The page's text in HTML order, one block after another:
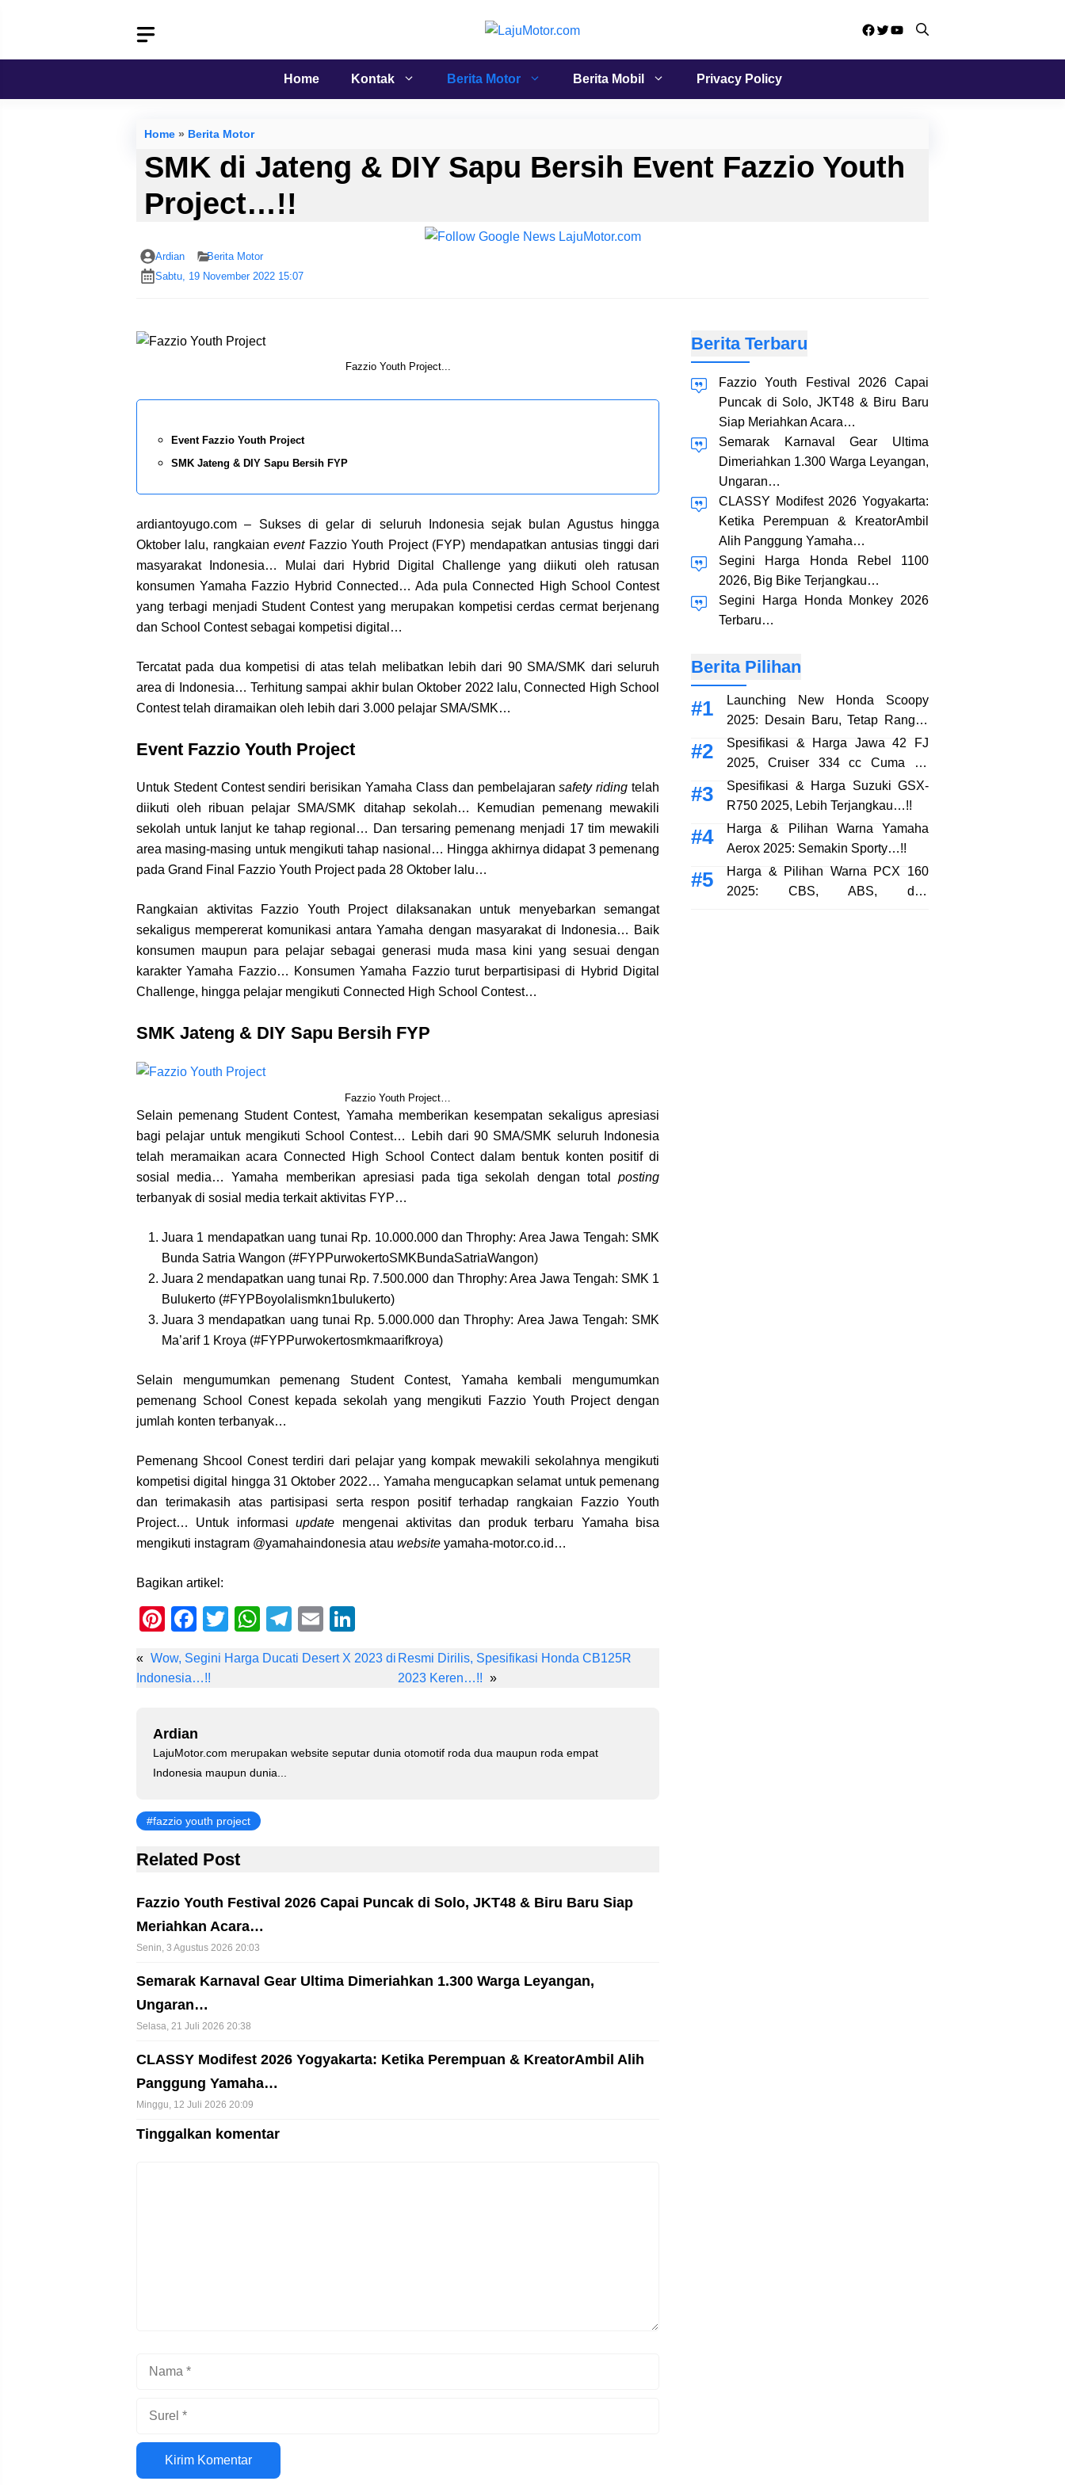
Facebook
Twitter
YouTube
Home Kontak Berita Motor Berita Mobil Privacy Policy
Home » Berita Motor
SMK di Jateng & DIY Sapu Bersih Event Fazzio Youth
Project…!!
Ardian
Berita Motor
Sabtu, 19 November 2022 15:07
Fazzio Youth Project...
Event Fazzio Youth Project
SMK Jateng & DIY Sapu Bersih FYP
ardiantoyugo.com – Sukses di gelar di seluruh Indonesia sejak bulan Agustus hingga
Oktober lalu, rangkaianeventFazzio Youth Project (FYP) mendapatkan antusias tinggi dari
masyarakat Indonesia… Mulai dari Hybrid Digital Challenge yang diikuti oleh ratusan
konsumen Yamaha Fazzio Hybrid Connected… Ada pula Connected High School Contest
yang terbagi menjadi Student Contest yang merupakan kompetisi cerdas cermat berjenang
dan School Contest sebagai kompetisi digital…
Tercatat pada dua kompetisi di atas telah melibatkan lebih dari 90 SMA/SMK dari seluruh
area di Indonesia… Terhitung sampai akhir bulan Oktober 2022 lalu, Connected High School
Contest telah diramaikan oleh lebih dari 3.000 pelajar SMA/SMK…
Event Fazzio Youth Project
Untuk Stedent Contest sendiri berisikan Yamaha Class dan pembelajaransafety riding telah
diikuti oleh ribuan pelajar SMA/SMK ditahap sekolah… Kemudian pemenang mewakili
sekolah untuk lanjut ke tahap regional… Dan tersaring pemenang menjadi 17 tim mewakili
area masing-masing untuk mengikuti tahap nasional… Hingga akhirnya didapat 3 pemenang
pada Grand Final Fazzio Youth Project pada 28 Oktober lalu…
Rangkaian aktivitas Fazzio Youth Project dilaksanakan untuk menyebarkan semangat
sekaligus mempererat komunikasi antara Yamaha dengan masyarakat di Indonesia… Baik
konsumen maupun para pelajar sebagai generasi muda masa kini yang sesuai dengan
karakter Yamaha Fazzio… Konsumen Yamaha Fazzio turut berpartisipasi di Hybrid Digital
Challenge, hingga pelajar mengikuti Connected High School Contest…
SMK Jateng & DIY Sapu Bersih FYP
Fazzio Youth Project…
Selain pemenang Student Contest, Yamaha memberikan kesempatan sekaligus apresiasi
bagi pelajar untuk mengikuti School Contest… Lebih dari 90 SMA/SMK seluruh Indonesia
telah meramaikan acara Connected High School Contect dalam bentuk konten positif di
sosial media… Yamaha memberikan apresiasi pada tiga sekolah dengan total posting
terbanyak di sosial media terkait aktivitas FYP…
Juara 1 mendapatkan uang tunai Rp. 10.000.000 dan Throphy: Area Jawa Tengah: SMK
Bunda Satria Wangon (#FYPPurwokertoSMKBundaSatriaWangon)
Juara 2 mendapatkan uang tunai Rp. 7.500.000 dan Throphy: Area Jawa Tengah: SMK 1
Bulukerto (#FYPBoyolalismkn1bulukerto)
Juara 3 mendapatkan uang tunai Rp. 5.000.000 dan Throphy: Area Jawa Tengah: SMK
Ma’arif 1 Kroya (#FYPPurwokertosmkmaarifkroya)
Selain mengumumkan pemenang Student Contest, Yamaha kembali mengumumkan
pemenang School Conest kepada sekolah yang mengikuti Fazzio Youth Project dengan
jumlah konten terbanyak…
Pemenang Shcool Conest terdiri dari pelajar yang kompak mewakili sekolahnya mengikuti
kompetisi digital hingga 31 Oktober 2022… Yamaha mengucapkan selamat untuk pemenang
dan terimakasih atas partisipasi serta respon positif terhadap rangkaian Fazzio Youth
Project… Untuk informasiupdate mengenai aktivitas dan produk terbaru Yamaha bisa
mengikuti instagram @yamahaindonesia atau website yamaha-motor.co.id…
Bagikan artikel:
Pi
er
F
c
o
o
T
tt
W
at
p
p
T
e
m
E
ail k
n
« Wow, Segini Harga Ducati Desert X 2023 di
Indonesia…!!
Resmi Dirilis, Spesifikasi Honda CB125R
2023 Keren…!! »
Ardian
LajuMotor.com merupakan website seputar dunia otomotif roda dua maupun roda empat
Indonesia maupun dunia...
fazzio youth project
Related Post
Fazzio Youth Festival 2026 Capai Puncak di Solo, JKT48 & Biru Baru Siap
Meriahkan Acara…
Senin, 3 Agustus 2026 20:03
Semarak Karnaval Gear Ultima Dimeriahkan 1.300 Warga Leyangan,
Ungaran…
Selasa, 21 Juli 2026 20:38
CLASSY Modifest 2026 Yogyakarta: Ketika Perempuan & KreatorAmbil Alih
Panggung Yamaha…
Minggu, 12 Juli 2026 20:09
Tinggalkan komentar
Situs
web
Berita Terbaru
Fazzio Youth Festival 2026 Capai
Puncak di Solo, JKT48 & Biru Baru
Siap Meriahkan Acara…
Semarak Karnaval Gear Ultima
Dimeriahkan 1.300 Warga Leyangan,
Ungaran…
CLASSY Modifest 2026 Yogyakarta:
Ketika Perempuan & KreatorAmbil
Alih Panggung Yamaha…
Segini Harga Honda Rebel 1100
2026, Big Bike Terjangkau…
Segini Harga Honda Monkey 2026
Terbaru…
Berita Pilihan
Launching New Honda Scoopy
2025: Desain Baru, Tetap Rangka
eSAF…!!
Spesifikasi & Harga Jawa 42 FJ
2025, Cruiser 334 cc Cuma 38
Jutaan…!!
Spesifikasi & Harga Suzuki GSX-
R750 2025, Lebih Terjangkau…!!
Harga & Pilihan Warna Yamaha
Aerox 2025: Semakin Sporty…!!
Harga & Pilihan Warna PCX 160
2025: CBS, ABS, dan